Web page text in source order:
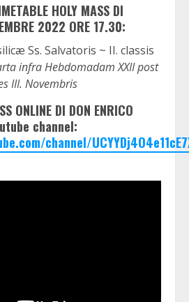
HOLY MASS DI
2022 ORE 17.30:
Ss. Salvatoris ~ II. classis
infra Hebdomadam XXII post
III. Novembris
ONLINE DI DON ENRICO
channel:
channel/